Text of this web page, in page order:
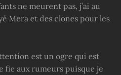
ne meurent pas, j’ai au
Mera et des clones pour les
est un ogre qui est
fie aux rumeurs puisque je